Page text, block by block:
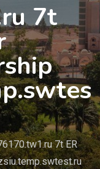
7t
7t ER